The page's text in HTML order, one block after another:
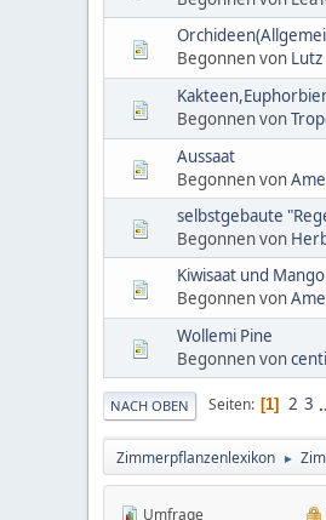
Begonnen von Lutz
Begonnen von
Aussaat
Begonnen von
selbstgebaute
Begonnen von
Kiwisaat und Mango
Begonnen von
Wollemi Pine
Begonnen von
NACH OBEN Seiten 1 2 3
Zimmerpflanzenlexikon ►
Umfrage